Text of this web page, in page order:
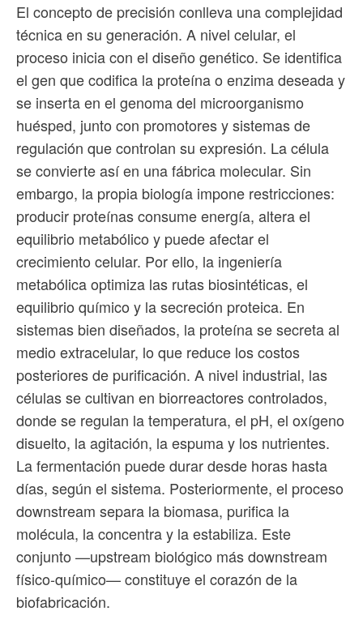
El concepto de precisión conlleva una complejidad
técnica en su generación. A nivel celular, el
proceso inicia con el diseño genético. Se identifica
el gen que codifica la proteína o enzima deseada y
se inserta en el genoma del microorganismo
huésped, junto con promotores y sistemas de
regulación que controlan su expresión. La célula
se convierte así en una fábrica molecular. Sin
embargo, la propia biología impone restricciones:
producir proteínas consume energía, altera el
equilibrio metabólico y puede afectar el
crecimiento celular. Por ello, la ingeniería
metabólica optimiza las rutas biosintéticas, el
equilibrio químico y la secreción proteica. En
sistemas bien diseñados, la proteína se secreta al
medio extracelular, lo que reduce los costos
posteriores de purificación. A nivel industrial, las
células se cultivan en biorreactores controlados,
donde se regulan la temperatura, el pH, el oxígeno
disuelto, la agitación, la espuma y los nutrientes.
La fermentación puede durar desde horas hasta
días, según el sistema. Posteriormente, el proceso
downstream separa la biomasa, purifica la
molécula, la concentra y la estabiliza. Este
conjunto —upstream biológico más downstream
físico-químico— constituye el corazón de la
biofabricación.